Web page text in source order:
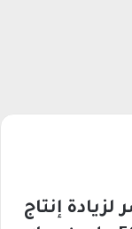
إنتاج